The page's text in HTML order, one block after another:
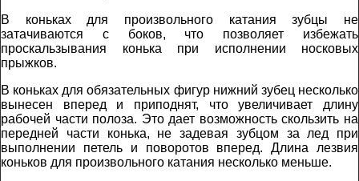
В коньках для произвольного катания зубцы не
затачиваются с боков, что позволяет избежать
проскальзывания конька при исполнении носковых
прыжков.
В коньках для обязательных фигур нижний зубец несколько
вынесен вперед и приподнят, что увеличивает длину
рабочей части полоза. Это дает возможность скользить на
передней части конька, не задевая зубцом за лед при
выполнении петель и поворотов вперед. Длина лезвия
коньков для произвольного катания несколько меньше.